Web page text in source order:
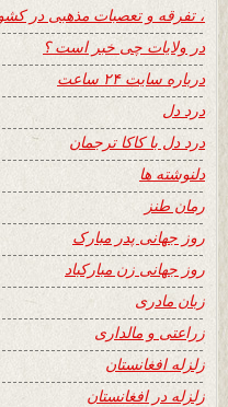
، تفرقه و تعصبات مذهبی در
در ولایات چی خبر است ؟
درباره سایت ۲۴ ساعت
درد دل
درد دل با کاکا ترجمان
دلنوشته ها
رمان طنز
روز جهانی پدر مبارک
روز جهانی زن مبارکباد
زبان مادری
زراعتی و مالداری
زلزله افغانستان
زلزله در افغانستان